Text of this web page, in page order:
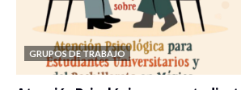
GRUPOS DE TRABAJO